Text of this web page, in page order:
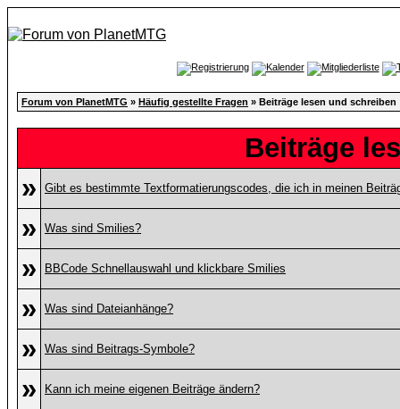
Forum von PlanetMTG » Häufig gestellte Fragen » Beiträge lesen und schreiben
Beiträge
»
Gibt es bestimmte Textformatierungscodes, die ich in meinen
» Was sind Smilies?
» BBCode Schnellauswahl und klickbare Smilies
» Was sind Dateianhänge?
» Was sind Beitrags-Symbole?
» Kann ich meine eigenen Beiträge ändern?